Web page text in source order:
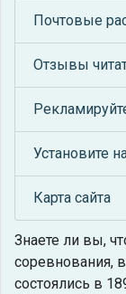
Почтовые
Отзывы
Установите
Карта сайта
Знаете ли вы,
соревнования,
состоялись в